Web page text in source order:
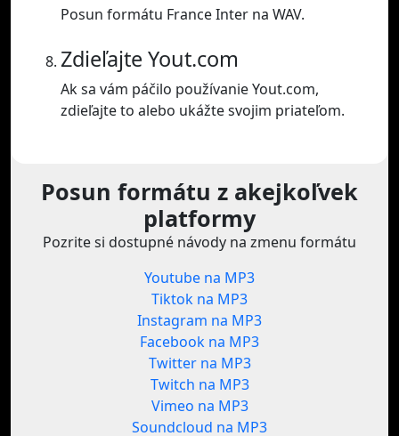
Posun formátu France Inter na WAV.
Zdieľajte Yout.com
Ak sa vám páčilo používanie Yout.com,
zdieľajte to alebo ukážte svojim priateľom.
Posun formátu z akejkoľvek
platformy
Pozrite si dostupné návody na zmenu formátu
Youtube na MP3
Tiktok na MP3
Instagram na MP3
Facebook na MP3
Twitter na MP3
Twitch na MP3
Vimeo na MP3
Soundcloud na MP3